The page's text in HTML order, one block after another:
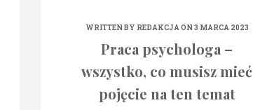
WRITTEN BY REDAKCJAON 3 MARCA 2023
Praca psychologa –
wszystko, co musisz mieć
pojęcie na ten temat